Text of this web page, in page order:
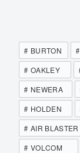
BURTON
OAKLEY
NEWERA
HOLDEN
AIR BLASTER
VOLCOM